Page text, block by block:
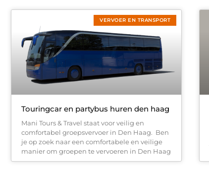
VERVOER EN TRANSPORT
Touringcar en partybus huren den haag
Mani Tours & Travel staat voor veilig en
comfortabel groepsvervoer in Den Haag. Ben
je op zoek naar een comfortabele en veilige
manier om groepen te vervoeren in Den Haag